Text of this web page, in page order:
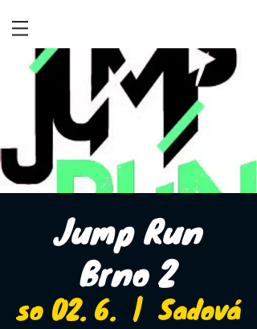
Jump Run
Brno 2
so 02. 6.
  |
Sadová